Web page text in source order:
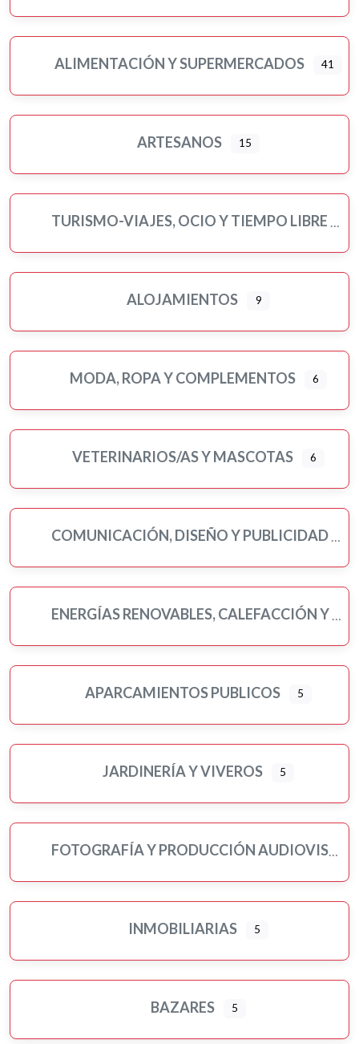
ALIMENTACIÓN Y SUPERMERCADOS 41
ARTESANOS 15
TURISMO-VIAJES, OCIO Y TIEMPO LIBRE
ALOJAMIENTOS 9
MODA, ROPA Y COMPLEMENTOS 6
VETERINARIOS/AS Y MASCOTAS 6
COMUNICACIÓN, DISEÑO Y PUBLICIDAD
ENERGÍAS RENOVABLES, CALEFACCIÓN Y FONTANERÍA
APARCAMIENTOS PUBLICOS 5
JARDINERÍA Y VIVEROS 5
FOTOGRAFÍA Y PRODUCCIÓN AUDIOVISUAL
INMOBILIARIAS 5
BAZARES 5